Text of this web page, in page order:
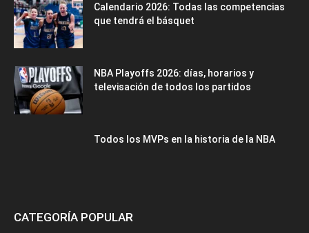
Calendario 2026: Todas las competencias
que tendrá el básquet
NBA Playoffs 2026: días, horarios y
televisación de todos los partidos
Todos los MVPs en la historia de la NBA
CATEGORÍA POPULAR